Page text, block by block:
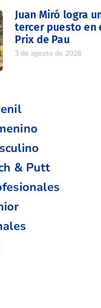
Juan Miró logra
tercer puesto en
Prix de Pau
3 de agosto de 2026
& Putt